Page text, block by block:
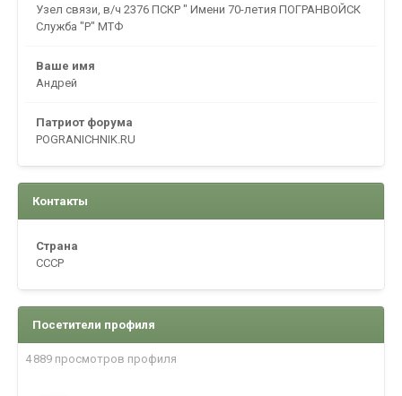
Узел связи, в/ч 2376 ПСКР " Имени 70-летия ПОГРАНВОЙСК
Служба "Р" МТФ
Ваше имя
Андрей
Патриот форума
POGRANICHNIK.RU
Контакты
Страна
CCCP
Посетители профиля
4 889 просмотров профиля